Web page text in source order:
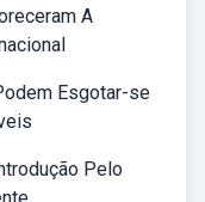
A
Esgotar-se
Pelo